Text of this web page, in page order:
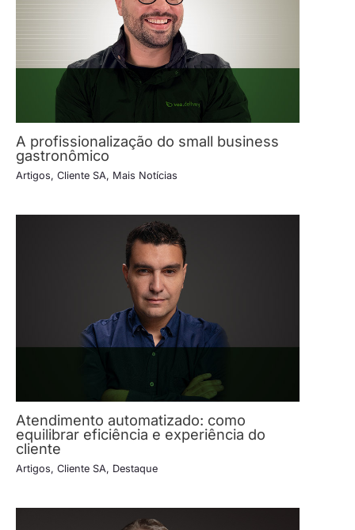
A profissionalização do small business
gastronômico
Artigos, Cliente SA, Mais Notícias
Atendimento automatizado: como
equilibrar eficiência e experiência do
cliente
Artigos, Cliente SA, Destaque